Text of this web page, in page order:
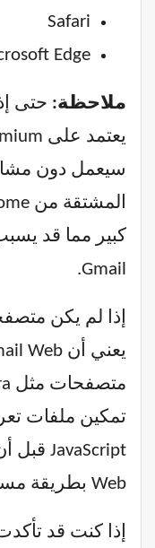
Safari
Edge
ملاحظة: حتى
سيعمل دون
كبير مما قد
Gmail.
إذا لم يكن
Web بطريقة مستقرة.
إذا كنت قد